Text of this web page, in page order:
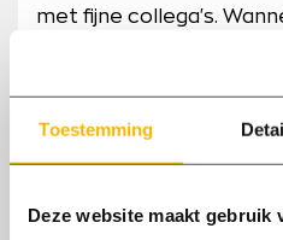
Toestemming
Deze website maakt gebruik
met fijne collega's.
je werk gaat, presteer
Dit zijn